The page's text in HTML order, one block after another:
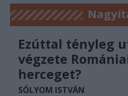
Ezúttal tényleg
végzete
herceget?
SÓLYOM ISTVÁN